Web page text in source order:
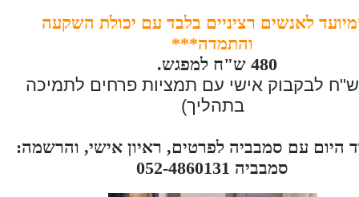
לאנשים רציניים בלבד עם יכולת השקעה
והתמדה***
480 ש"ח למפגש.
ש"ח לבקבוק אישי עם תמציות פרחים לתמיכה
בתהליך)
היום עם סמבביה לפרטים, ראיון אישי, והרשמה:
סמבביה 052-4860131